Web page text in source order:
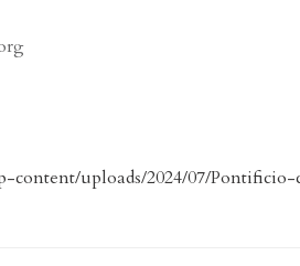
uploads/2024/07/